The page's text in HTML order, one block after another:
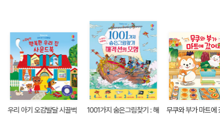
우리 아기 오감발달 시끌벅
1001가지 숨은그림찾기 : 해
무쿠와 부가 마트에